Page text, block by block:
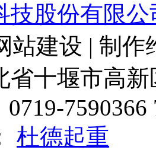
技股份有限公
站建设 | 制作
省十堰市高
7590366
杜德起重